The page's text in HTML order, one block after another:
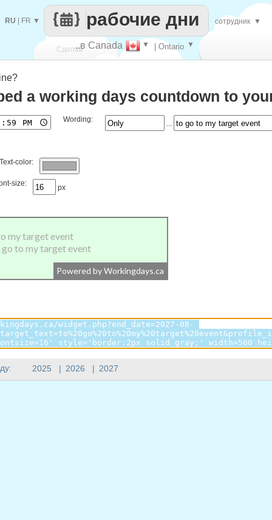
Сделай
каждый
..в Canada ▼ | Ontario ▼
рабочие дни
RU FR ▼ сотрудник ▼
2025 | 2026 | 2027
a working days countdown to
Wording:
Text-color:
size: px